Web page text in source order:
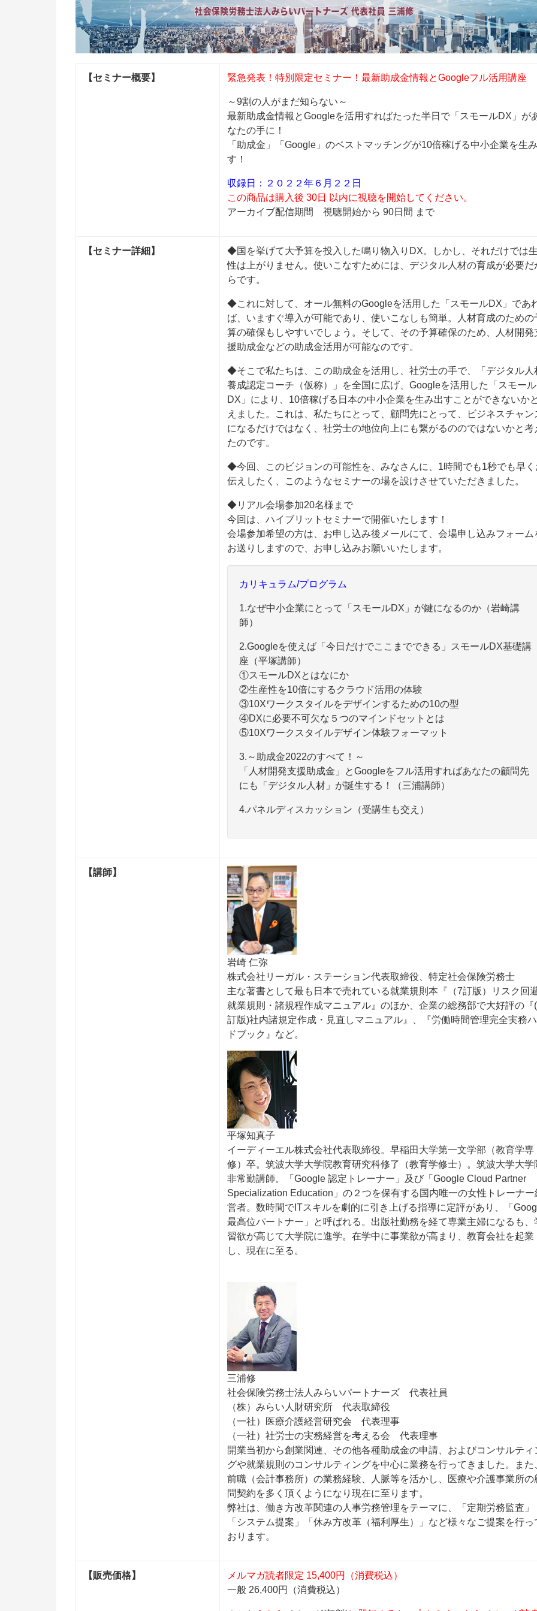
【セミナー概要】 緊急発表！特別限定セミナー！最新助成金情報とGoogleフル活用講座
～9割の人がまだ知らない～
最新助成金情報とGoogleを活用すればたった半日で「スモールDX」が
なたの手に！
「助成金」「Google」のベストマッチングが10倍稼げる中小企業を生
す！
収録日：２０２２年６月２２日
この商品は購入後 30日 以内に視聴を開始してください。
アーカイブ配信期間 視聴開始から 90日間 まで
【セミナー詳細】
◆国を挙げて大予算を投入した鳴り物入りDX。しかし、それだけでは
性は上がりません。使いこなすためには、デジタル人材の育成が必要だ
らです。
◆これに対して、オール無料のGoogleを活用した「スモールDX」であ
ば、いますぐ導入が可能であり、使いこなしも簡単。人材育成のための
算の確保もしやすいでしょう。そして、その予算確保のため、人材開発
援助成金などの助成金活用が可能なのです。
◆そこで私たちは、この助成金を活用し、社労士の手で、「デジタル人
養成認定コーチ（仮称）」を全国に広げ、Googleを活用した「スモール
DX」により、10倍稼げる日本の中小企業を生み出すことができないか
えました。これは、私たちにとって、顧問先にとって、ビジネスチャン
になるだけではなく、社労士の地位向上にも繋がるののではないかと考
たのです。
◆今回、このビジョンの可能性を、みなさんに、1時間でも1秒でも早く
伝えしたく、このようなセミナーの場を設けさせていただきました。
◆リアル会場参加20名様まで
今回は、ハイブリットセミナーで開催いたします！
会場参加希望の方は、お申し込み後メールにて、会場申し込みフォーム
お送りしますので、お申し込みお願いいたします。
カリキュラム/プログラム
1.なぜ中小企業にとって「スモールDX」が鍵になるのか（岩崎講
師）
2.Googleを使えば「今日だけでここまでできる」スモールDX基礎講
座（平塚講師）
①スモールDXとはなにか
②生産性を10倍にするクラウド活用の体験
③10Xワークスタイルをデザインするための10の型
④DXに必要不可欠な５つのマインドセットとは
⑤10Xワークスタイルデザイン体験フォーマット
3.～助成金2022のすべて！～
「人材開発支援助成金」とGoogleをフル活用すればあなたの顧問先
にも「デジタル人材」が誕生する！（三浦講師）
4.パネルディスカッション（受講生も交え）
【講師】
岩崎 仁弥
株式会社リーガル・ステーション代表取締役、特定社会保険労務⼠
主な著書として最も日本で売れている就業規則本『（7訂版）リスク回
就業規則・諸規程作成マニュアル』のほか、企業の総務部で大好評の『
訂版)社内諸規定作成・見直しマニュアル』、『労働時間管理完全実務
ドブック』など。
平塚知真子
イーディーエル株式会社代表取締役。早稲田大学第一文学部（教育学専
修）卒。筑波大学大学院教育研究科修了（教育学修士）。筑波大学大学
非常勤講師。「Google 認定トレーナー」及び「Google Cloud Partner
Specialization Education」の２つを保有する国内唯一の女性トレーナー
営者。数時間でITスキルを劇的に引き上げる指導に定評があり、「
最高位パートナー」と呼ばれる。出版社勤務を経て専業主婦になるも、
習欲が高じて大学院に進学。在学中に事業欲が高まり、教育会社を起業
し、現在に至る。
三浦修
社会保険労務士法人みらいパートナーズ 代表社員
（株）みらい人財研究所 代表取締役
（一社）医療介護経営研究会 代表理事
（一社）社労士の実務経営を考える会 代表理事
開業当初から創業関連、その他各種助成金の申請、およびコンサルティ
グや就業規則のコンサルティングを中心に業務を行ってきました。また
前職（会計事務所）の業務経験、人脈等を活かし、医療や介護事業所の
問契約を多く頂くようになり現在に至ります。
弊社は、働き方改革関連の人事労務管理をテーマに、「定期労務監査」
「システム提案」「休み方改革（福利厚生）」など様々なご提案を行っ
おります。
【販売価格】
メルマガ読者限定 15,400円（消費税込）
一般 26,400円（消費税込）